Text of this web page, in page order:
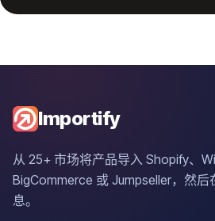
Importify
从 25+ 市场将产品导入 Shopify、
BigCommerce 或 Jumpseller，然
息。